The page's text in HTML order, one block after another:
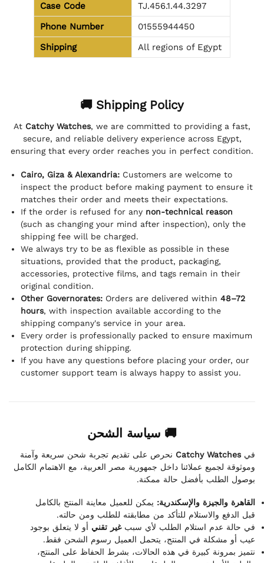
Case Code
TJ.456.1.44.3297
Phone Number
01555944450
Shipping
All regions of Egypt
🚚 Shipping Policy
At Catchy Watches, we are committed to providing a fast,
secure, and reliable delivery experience across Egypt,
ensuring that every order reaches you in perfect condition.
Cairo, Giza & Alexandria: Customers are welcome to
inspect the product before making payment to ensure it
matches their order and meets their expectations.
If the order is refused for any non-technical reason
(such as changing your mind after inspection), only the
shipping fee will be charged.
We always try to be as flexible as possible in these
situations, provided that the product, packaging,
accessories, protective films, and tags remain in their
original condition.
Other Governorates: Orders are delivered within 48–72
hours, with inspection available according to the
shipping company's service in your area.
Every order is professionally packed to ensure maximum
protection during shipping.
If you have any questions before placing your order, our
customer support team is always happy to assist you.
🚚 سياسة الشحن
فيCatchy Watches نحرص على تقديم تجربة شحن سريعة وآمنة
وموثوقة لجميع عملائنا داخل جمهورية مصر العربية، مع الاهتمام الكامل
بوصول الطلب بأفضل حالة ممكنة.
القاهرة والجيزة والإسكندرية: يمكن للعميل معاينة المنتج بالكامل
قبل الدفع والاستلام للتأكد من مطابقته للطلب ومن حالته.
في حالة عدم استلام الطلب لأي سببغير تقني أو لا يتعلق بوجود
عيب أو مشكلة في المنتج، يتحمل العميل رسوم الشحن فقط.
نتميز بمرونة كبيرة في هذه الحالات، بشرط الحفاظ على المنتج،